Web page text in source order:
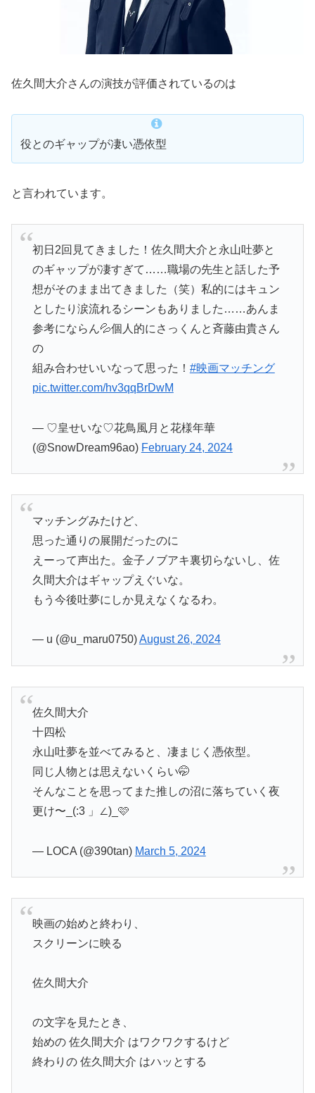
佐久間大介さんの演技が評価されているのは
役とのギャップが凄い憑依型
と言われています。
初日2回見てきました！佐久間大介と永山吐夢と
のギャップが凄すぎて……職場の先生と話した予
想がそのまま出てきました（笑）私的にはキュン
としたり涙流れるシーンもありました……あんま
参考にならん💦個人的にさっくんと斉藤由貴さん
の
組み合わせいいなって思った！ #映画マッチング
pic.twitter.com/hv3qqBrDwM
— ♡皇せいな♡花鳥風月と花様年華
(@SnowDream96ao) February 24, 2024
マッチングみたけど、
思った通りの展開だったのに
えーって声出た。金子ノブアキ裏切らないし、佐
久間大介はギャップえぐいな。
もう今後吐夢にしか見えなくなるわ。
— u (@u_maru0750)August 26, 2024
佐久間大介
十四松
永山吐夢を並べてみると、凄まじく憑依型。
同じ人物とは思えないくらい🤭
そんなことを思ってまた推しの沼に落ちていく夜
更け〜_(:3 」∠)_🩷
— LOCA (@390tan) March 5, 2024
映画の始めと終わり、
スクリーンに映る
佐久間大介
の文字を見たとき、
始めの 佐久間大介 はワクワクするけど
終わりの 佐久間大介 はハッとする